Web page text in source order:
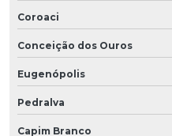
Coroaci
Conceição dos Ouros
Eugenópolis
Pedralva
Capim Branco